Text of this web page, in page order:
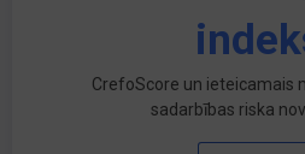
CrefoScore un ieteicamais
sadarbības riska